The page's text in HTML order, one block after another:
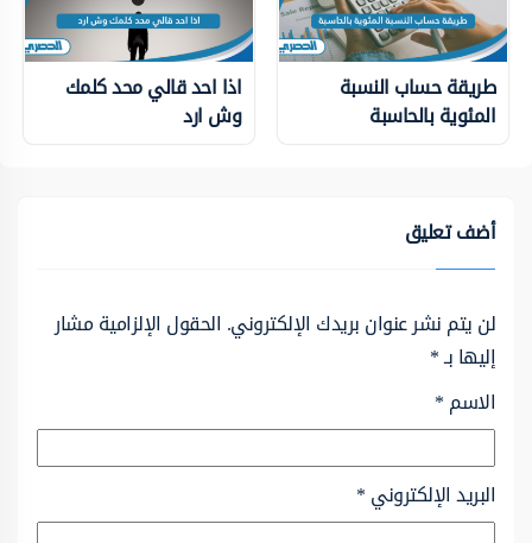
طريقة حساب النسبة
المئوية بالحاسبة
اذا احد قالي محد كلمك
وش ارد
أضف تعليق
لن يتم نشر عنوان بريدك الإلكتروني. الحقول الإلزامية مشار
إليها بـ*
الاسم*
البريد الإلكتروني*